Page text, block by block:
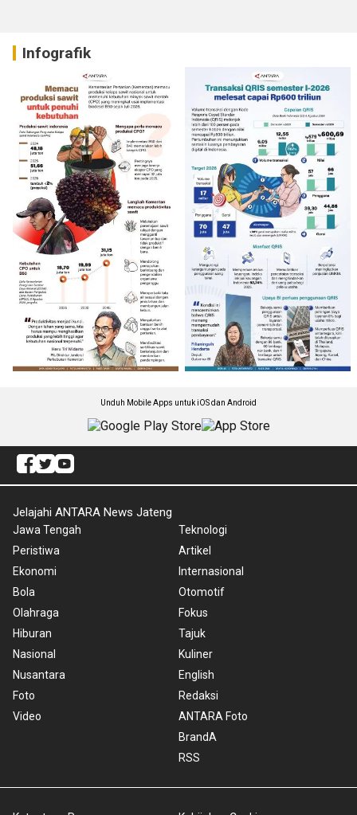
Infografik
Unduh Mobile Apps untuk iOS dan Android
Jelajahi ANTARA News Jateng
Jawa Tengah
Peristiwa
Ekonomi
Bola
Olahraga
Hiburan
Nasional
Nusantara
Foto
Video
Teknologi
Artikel
Internasional
Otomotif
Fokus
Tajuk
Kuliner
English
Redaksi
ANTARA Foto
BrandA
RSS